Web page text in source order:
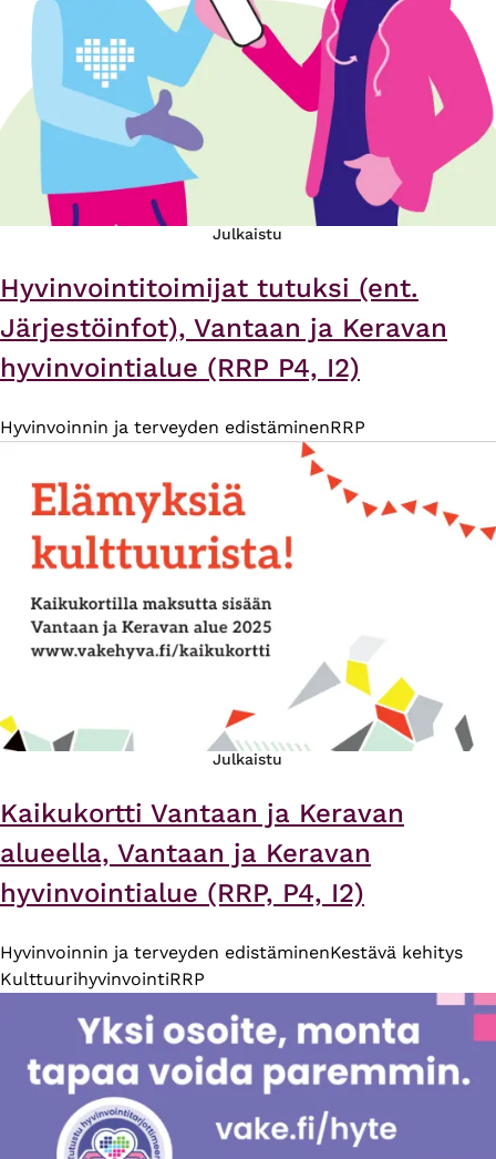
Julkaistu
Hyvinvointitoimijat tutuksi (ent.
Järjestöinfot), Vantaan ja Keravan
hyvinvointialue (RRP P4, I2)
Hyvinvoinnin ja terveyden edistäminenRRP
Julkaistu
Kaikukortti Vantaan ja Keravan
alueella, Vantaan ja Keravan
hyvinvointialue (RRP, P4, I2)
Hyvinvoinnin ja terveyden edistäminenKestävä kehitys
KulttuurihyvinvointiRRP